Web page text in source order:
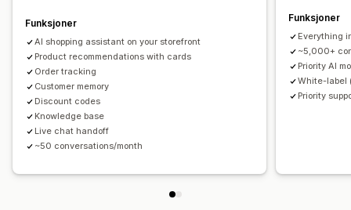
Farge og skrifttype
Chatvindu
Åpningstider Velkomstmeldinger
Tagging
Chattilordning
Funksjoner
AI shopping assistant on your storefront
Product recommendations with cards
Order tracking
Customer memory
Discount codes
Knowledge base
Live chat handoff
~50 conversations/month
Funksjoner
Everything
~5,000+
Priority AI
White-label
Priority